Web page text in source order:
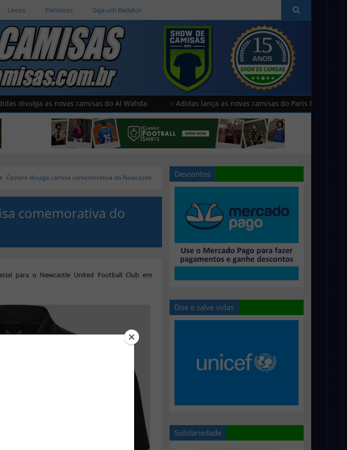
Livros Parceiros Seja um Redator
as novas camisas do Al Wahda Adidas lança as novas camisas do Paris FC Hummel
Castore divulga camisa comemorativa do Newcastle
comemorativa do
para o Newcastle United Football Club em
Descontos
Doe e salve vidas
Solidariedade